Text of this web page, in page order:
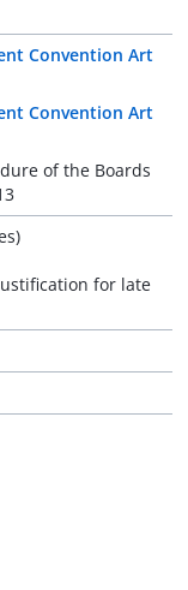
Convention Art
Convention Art
of the Boards
for late